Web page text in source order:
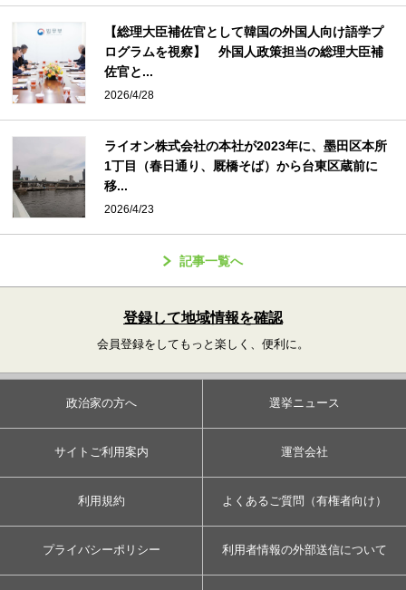
【総理大臣補佐官として韓国の外国人向け語学プ
ログラムを視察】 外国人政策担当の総理大臣補
佐官と...
2026/4/28
ライオン株式会社の本社が2023年に、墨田区本所
1丁目（春日通り、厩橋そば）から台東区蔵前に
移...
2026/4/23
記事一覧へ
登録して地域情報を確認
会員登録をしてもっと楽しく、便利に。
政治家の方へ 選挙ニュース
サイトご利用案内 運営会社
利用規約 よくあるご質問（有権者向け）
プライバシーポリシー 利用者情報の外部送信について